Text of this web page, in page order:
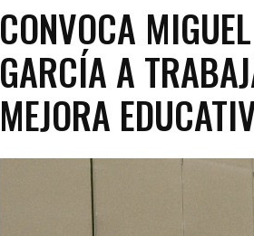
CONVOCA
GARCÍA A
MEJORA